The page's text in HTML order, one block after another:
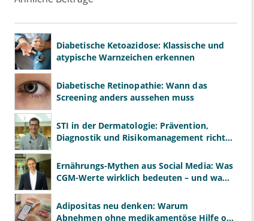
Diabetische Ketoazidose: Klassische und
atypische Warnzeichen erkennen
Diabetische Retinopathie: Wann das
Screening anders aussehen muss
STI in der Dermatologie: Prävention,
Diagnostik und Risikomanagement richtig
Ernährungs-Mythen aus Social Media: Was
CGM-Werte wirklich bedeuten – und was
Adipositas neu denken: Warum
Abnehmen ohne medikamentöse Hilfe oft